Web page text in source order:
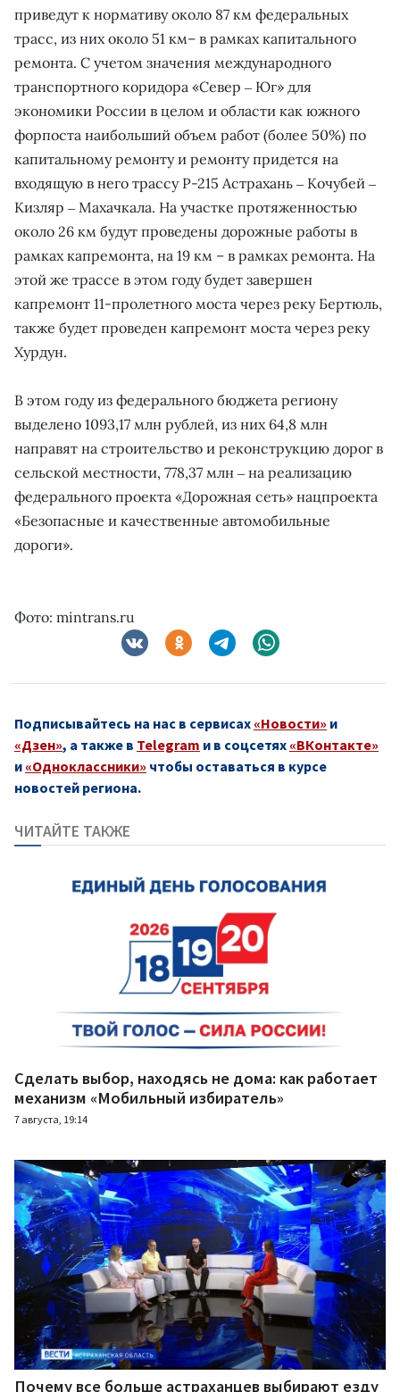
приведут к нормативу около 87 км федеральных
трасс, из них около 51 км– в рамках капитального
ремонта. С учетом значения международного
транспортного коридора «Север ‒ Юг» для
экономики России в целом и области как южного
форпоста наибольший объем работ (более 50%) по
капитальному ремонту и ремонту придется на
входящую в него трассу Р-215 Астрахань ‒ Кочубей ‒
Кизляр ‒ Махачкала. На участке протяженностью
около 26 км будут проведены дорожные работы в
рамках капремонта, на 19 км – в рамках ремонта. На
этой же трассе в этом году будет завершен
капремонт 11-пролетного моста через реку Бертюль,
также будет проведен капремонт моста через реку
Хурдун.
В этом году из федерального бюджета региону
выделено 1093,17 млн рублей, из них 64,8 млн
направят на строительство и реконструкцию дорог в
сельской местности, 778,37 млн ‒ на реализацию
федерального проекта «Дорожная сеть» нацпроекта
«Безопасные и качественные автомобильные
дороги».
Фото: mintrans.ru
Подписывайтесь на нас в сервисах «Новости» и
«Дзен», а также в Telegram и в соцсетях «ВКонтакте»
и «Одноклассники» чтобы оставаться в курсе
новостей региона.
ЧИТАЙТЕ ТАКЖЕ
Сделать выбор, находясь не дома: как работает
механизм «Мобильный избиратель»
7 августа, 19:14
Почему все больше астраханцев выбирают езду